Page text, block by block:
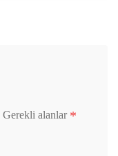
Gerekli alanlar *